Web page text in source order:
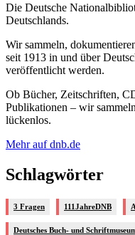
Die Deutsche
Deutschlands.
Wir sammeln,
seit 1913 in und über
veröffentlicht werden.
Ob Bücher, Zeitschriften,
Publikationen – wir
lückenlos.
Mehr auf dnb.de
Schlagwörter
3 Fragen 111JahreDNB
Deutsches Buch- und